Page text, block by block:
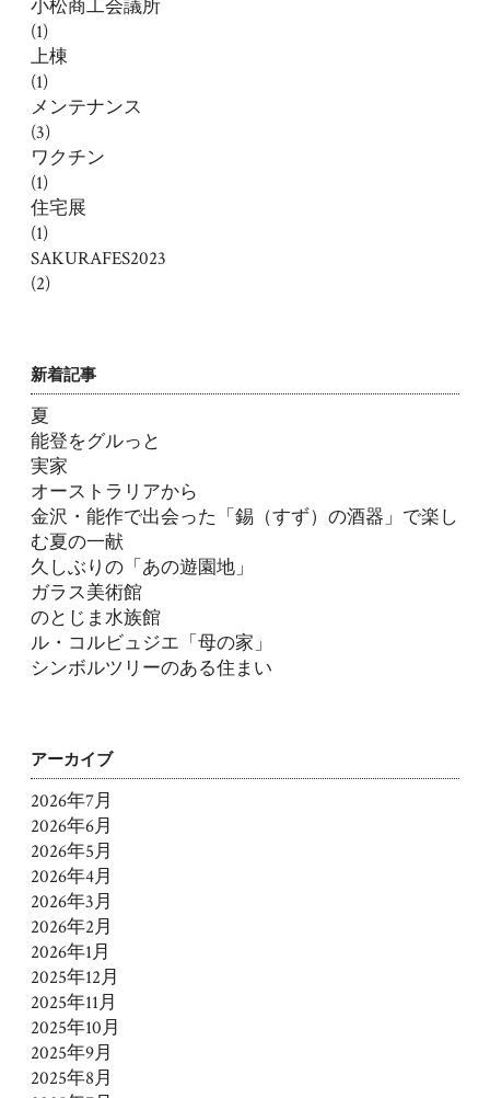
小松商工会議所
(1)
上棟
(1)
メンテナンス
(3)
ワクチン
(1)
住宅展
(1)
SAKURAFES2023
(2)
新着記事
夏
能登をグルっと
実家
オーストラリアから
金沢・能作で出会った「錫（すず）の酒器」で楽し
む夏の一献
久しぶりの「あの遊園地」
ガラス美術館
のとじま水族館
ル・コルビュジエ「母の家」
シンボルツリーのある住まい
アーカイブ
2026年7月
2026年6月
2026年5月
2026年4月
2026年3月
2026年2月
2026年1月
2025年12月
2025年11月
2025年10月
2025年9月
2025年8月